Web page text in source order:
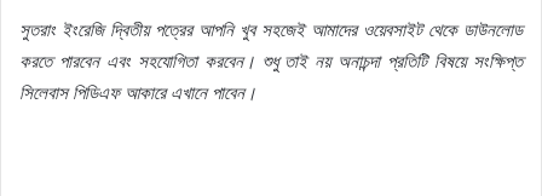
সুতরাং ইংরেজি দ্বিতীয় পত্রের আপনি খুব সহজেই আমাদের ওয়েবসাইট থেকে ডাউনলোড
করতে পারবেন এবং সহযোগিতা করবেন। শুধু তাই নয় অনাচন্দা প্রতিটি বিষয়ে সংক্ষিপ্ত
সিলেবাস পিডিএফ আকারে এখানে পাবেন।